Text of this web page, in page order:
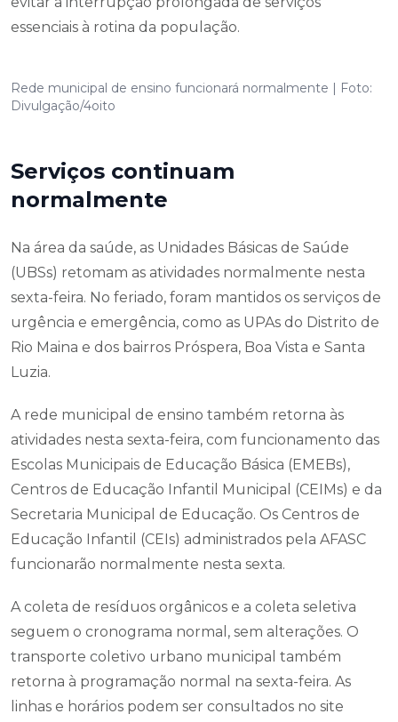
essenciais à rotina da população.
Rede municipal de ensino funcionará normalmente | Foto:
Divulgação/4oito
Serviços continuam
normalmente
Na área da saúde, as Unidades Básicas de Saúde
(UBSs) retomam as atividades normalmente nesta
sexta-feira. No feriado, foram mantidos os serviços de
urgência e emergência, como as UPAs do Distrito de
Rio Maina e dos bairros Próspera, Boa Vista e Santa
Luzia.
A rede municipal de ensino também retorna às
atividades nesta sexta-feira, com funcionamento das
Escolas Municipais de Educação Básica (EMEBs),
Centros de Educação Infantil Municipal (CEIMs) e da
Secretaria Municipal de Educação. Os Centros de
Educação Infantil (CEIs) administrados pela AFASC
funcionarão normalmente nesta sexta.
A coleta de resíduos orgânicos e a coleta seletiva
seguem o cronograma normal, sem alterações. O
transporte coletivo urbano municipal também
retorna à programação normal na sexta-feira. As
linhas e horários podem ser consultados no site